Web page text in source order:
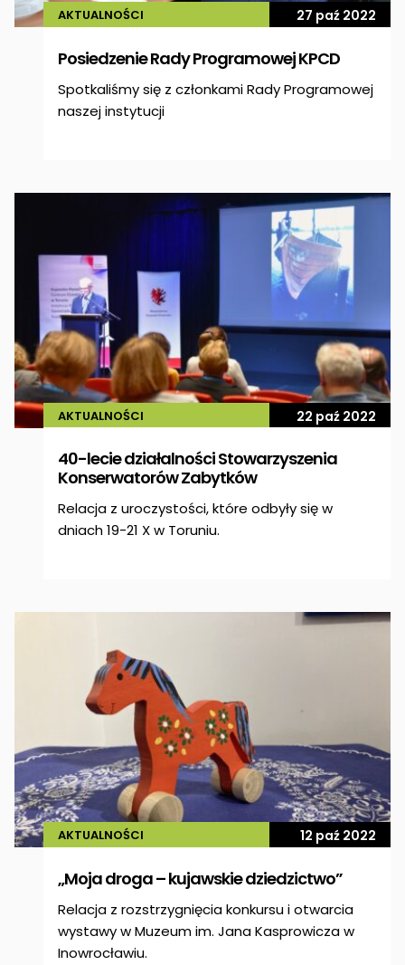
AKTUALNOŚCI 27 paź 2022
Posiedzenie Rady Programowej KPCD
Spotkaliśmy się z członkami Rady Programowej
naszej instytucji
AKTUALNOŚCI 22 paź 2022
40-lecie działalności Stowarzyszenia
Konserwatorów Zabytków
Relacja z uroczystości, które odbyły się w
dniach 19-21 X w Toruniu.
AKTUALNOŚCI 12 paź 2022
„Moja droga – kujawskie dziedzictwo”
Relacja z rozstrzygnięcia konkursu i otwarcia
wystawy w Muzeum im. Jana Kasprowicza w
Inowrocławiu.